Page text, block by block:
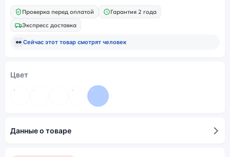
Проверка перед оплатой
Гарантия 2 года
Экспресс доставка
👀 Сейчас этот товар смотрят человек
Цвет
Данные о товаре